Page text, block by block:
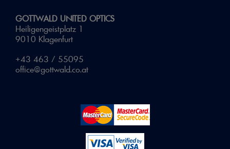
GOTTWALD UNITED OPTICS
Heiligengeistplatz 1
9010 Klagenfurt
+43 463 / 55095
office@gottwald.co.at